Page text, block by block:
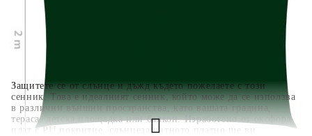
Защитете се от слънце и дъжд където пожелаете с този
сенник. Това е идеалният сенник, който може да се използва
в различни външни пространства, като вашата градина,
тераса, детска площадка или балкон. Изработено от оксфорд
плат с PU покритие, слънцезащитното платно ще ви
разпределя в 6 равни месечни вноски с оскъпяване. За
покупки на стойност до 2000 лв. / €1022.61